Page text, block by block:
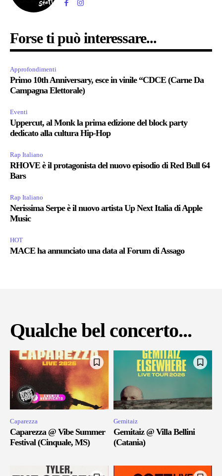
Forse ti può interessare...
Approfondimenti
Primo 10th Anniversary, esce in vinile “CDCE (Carne Da
Campagna Elettorale)
Eventi
Uppercut, al Monk la prima edizione del block party
dedicato alla cultura Hip-Hop
Rap Italiano
RHOVE è il protagonista del nuovo episodio di Red Bull 64
Bars
Rap Italiano
Nerissima Serpe è il nuovo artista Up Next Italia di Apple
Music
HOT
MACE ha annunciato una data al Forum di Assago
Qualche bel concerto...
Caparezza
Caparezza @ Vibe Summer
Festival (Cinquale, MS)
Gemitaiz
Gemitaiz @ Villa Bellini
(Catania)